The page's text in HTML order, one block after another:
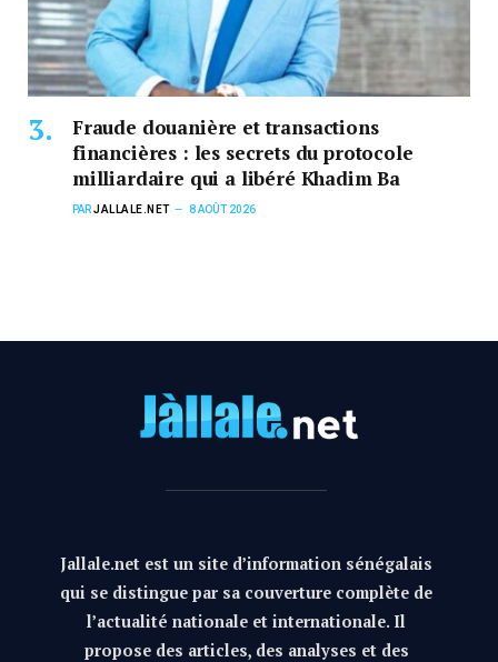
Fraude douanière et transactions
financières : les secrets du protocole
milliardaire qui a libéré Khadim Ba
PARJALLALE.NET 8 AOÛT 2026
Jallale.net est un site d’information sénégalais
qui se distingue par sa couverture complète de
l’actualité nationale et internationale. Il
propose des articles, des analyses et des